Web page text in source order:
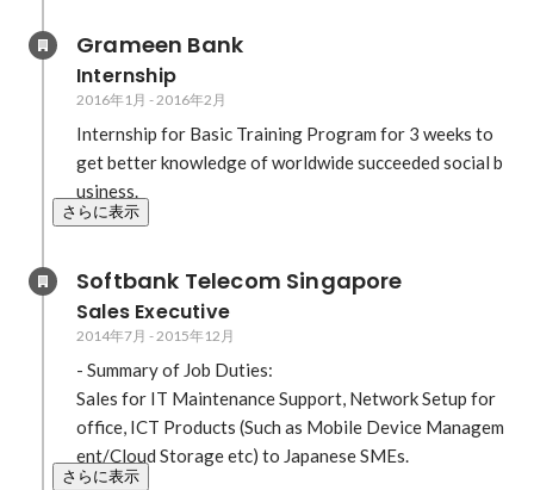
Grameen Bank
Internship
2016年1月 -2016年2月
Internship for Basic Training Program for 3 weeks to
get better knowledge of worldwide succeeded social b
usiness.
さらに表示
Softbank Telecom Singapore
Sales Executive
2014年7月 -2015年12月
- Summary of Job Duties:
Sales for IT Maintenance Support, Network Setup for
office, ICT Products (Such as Mobile Device Managem
ent/Cloud Storage etc) to Japanese SMEs.
さらに表示